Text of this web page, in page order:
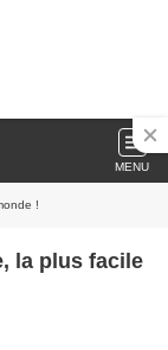
MENU
!
la plus facile